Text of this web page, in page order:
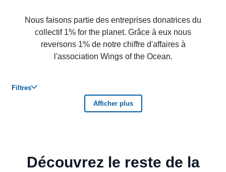
Nous faisons partie des entreprises donatrices du
collectif 1% for the planet. Grâce à eux nous
reversons 1% de notre chiffre d'affaires à
l'association Wings of the Ocean.
Découvrez le reste de la